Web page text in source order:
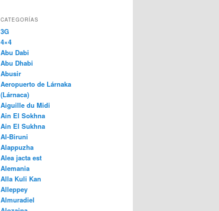
CATEGORÍAS
3G
4×4
Abu Dabi
Abu Dhabi
Abusir
Aeropuerto de Lárnaka
(Lárnaca)
Aiguille du Midi
Ain El Sokhna
Ain El Sukhna
Al-Biruni
Alappuzha
Alea jacta est
Alemania
Alla Kuli Kan
Alleppey
Almuradiel